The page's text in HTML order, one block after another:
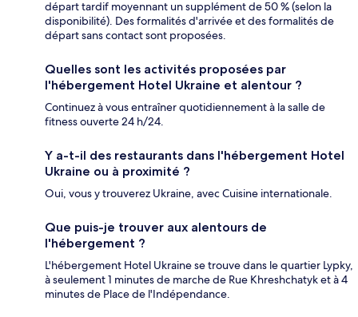
départ tardif moyennant un supplément de 50 % (selon la
disponibilité). Des formalités d'arrivée et des formalités de
départ sans contact sont proposées.
Quelles sont les activités proposées par
l'hébergement Hotel Ukraine et alentour ?
Continuez à vous entraîner quotidiennement à la salle de
fitness ouverte 24 h/24.
Y a-t-il des restaurants dans l'hébergement Hotel
Ukraine ou à proximité ?
Oui, vous y trouverez Ukraine, avec Cuisine internationale.
Que puis-je trouver aux alentours de
l'hébergement ?
L'hébergement Hotel Ukraine se trouve dans le quartier Lypky,
à seulement 1 minutes de marche de Rue Khreshchatyk et à 4
minutes de Place de l'Indépendance.